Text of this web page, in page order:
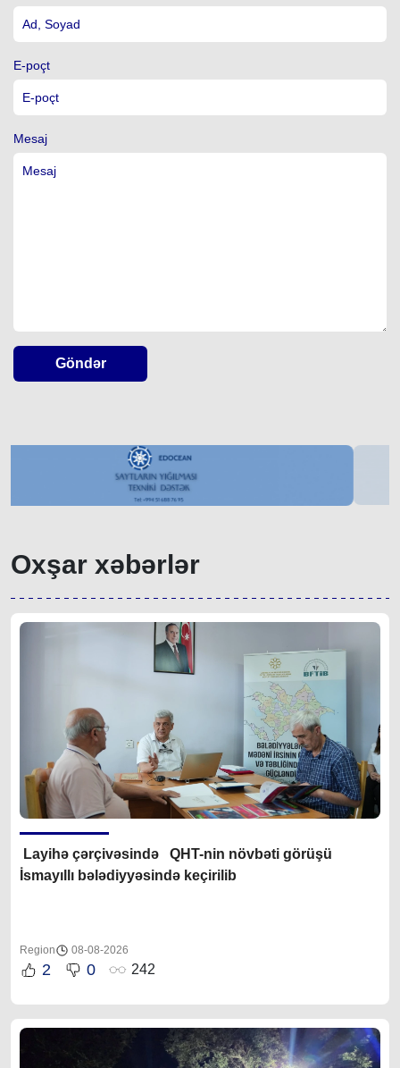
E-poçt
Mesaj
Göndər
Oxşar xəbərlər
Layihə çərçivəsində QHT-nin növbəti görüşü
İsmayıllı bələdiyyəsində keçirilib
Region 08-08-2026
2 0 242